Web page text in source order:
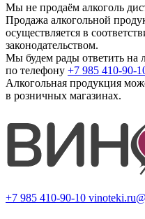
Мы не продаём алкоголь
Продажа алкогольной
осуществляется в
законодательством.
Мы будем рады ответить
по телефону +7 985 410-90-
Алкогольная продукция
в розничных магазинах.
+7 985 410-90-10